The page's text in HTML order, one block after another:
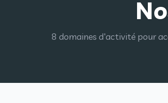
8 domaines d'activité pour